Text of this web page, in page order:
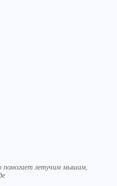
летучим мышам,